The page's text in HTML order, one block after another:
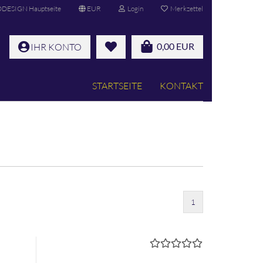
Hauptseite EUR Login Merkzettel
0,00 EUR
IHR KONTO
STARTSEITE KONTAKT
1